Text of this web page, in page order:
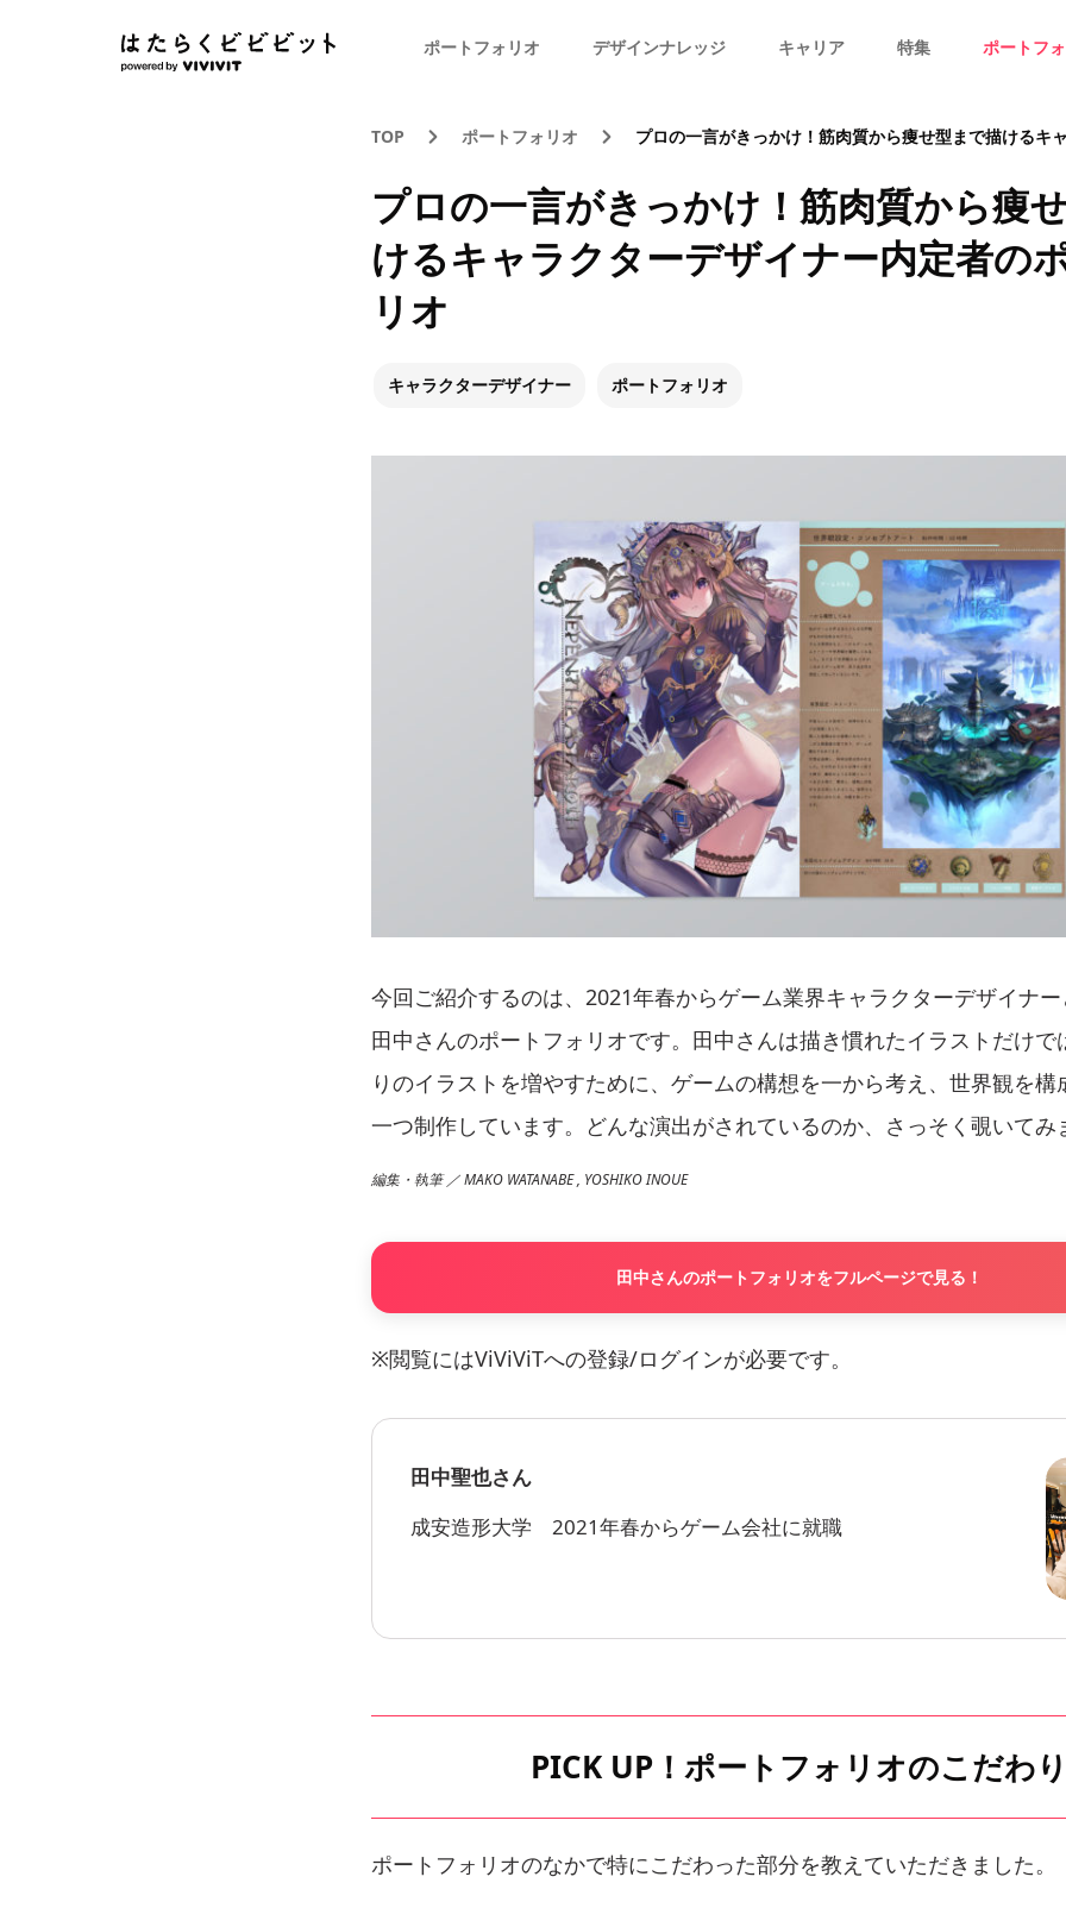
ポートフォリオ デザインナレッジ キャリア 特集 ポートフ
TOP ポートフォリオ プロの一言がきっかけ！筋肉質から痩せ型まで描けるキャラクターデザイナ
プロの一言がきっかけ！筋肉質から痩
けるキャラクターデザイナー内定者の
リオ
キャラクターデザイナー ポートフォリオ
今回ご紹介するのは、2021年春からゲーム業界キャラクターデザイナ
田中さんのポートフォリオです。田中さんは描き慣れたイラストだけで
りのイラストを増やすために、ゲームの構想を一から考え、世界観を
一つ制作しています。どんな演出がされているのか、さっそく覗いてみ
編集・執筆 ／ MAKO WATANABE , YOSHIKO INOUE
田中さんのポートフォリオをフルページで見る！
※閲覧にはViViViTへの登録/ログインが必要です。
田中聖也さん
成安造形大学 2021年春からゲーム会社に就職
PICK UP！ポートフォリオのこだわ
ポートフォリオのなかで特にこだわった部分を教えていただきました。